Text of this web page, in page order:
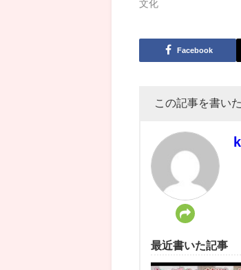
文化
Facebook
この記事を書い
最近書いた記事